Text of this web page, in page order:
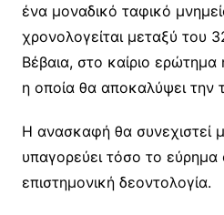
ένα μοναδικό ταφικό
χρονολογείται μεταξύ του
Βέβαια, στο καίριο
η οποία θα αποκαλύψει την
Η ανασκαφή θα συνεχιστεί
υπαγορεύει τόσο το εύρημα
επιστημονική δεοντολογία.